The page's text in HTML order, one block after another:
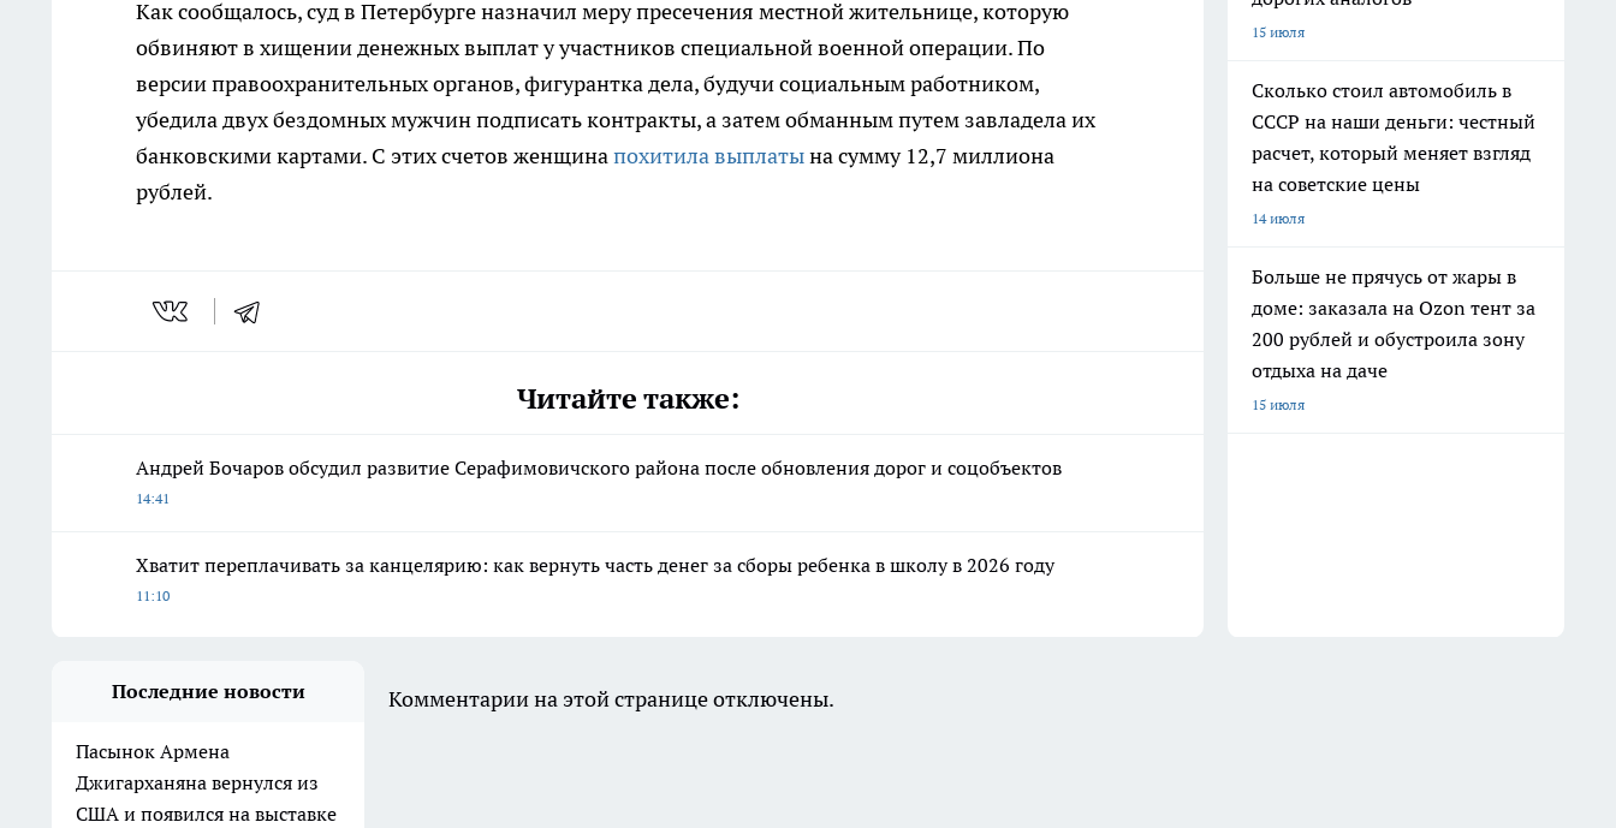
Как сообщалось, суд в Петербурге назначил меру пресечения местной жительнице, которую
обвиняют в хищении денежных выплат у участников специальной военной операции. По
версии правоохранительных органов, фигурантка дела, будучи социальным работником,
убедила двух бездомных мужчин подписать контракты, а затем обманным путем завладела их
банковскими картами. С этих счетов женщинапохитила выплатына сумму 12,7 миллиона
рублей.
Читайте также:
Андрей Бочаров обсудил развитие Серафимовичского района после обновления дорог и соцобъектов
14:41
Хватит переплачивать за канцелярию: как вернуть часть денег за сборы ребенка в школу в 2026 году
11:10
15 июля
Сколько стоил автомобиль в
СССР на наши деньги: честный
расчет, который меняет взгляд
на советские цены
14 июля
Больше не прячусь от жары в
доме: заказала на Ozon тент за
200 рублей и обустроила зону
отдыха на даче
15 июля
Последние новости
Пасынок Армена
Джигарханяна вернулся из
США и появился на выставке
Комментарии на этой странице отключены.